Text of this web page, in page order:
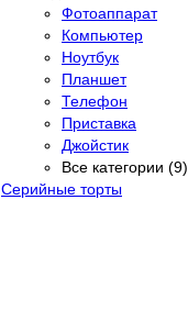
Фотоаппарат
Компьютер
Ноутбук
Планшет
Телефон
Приставка
Джойстик
Все категории (9)
Серийные торты